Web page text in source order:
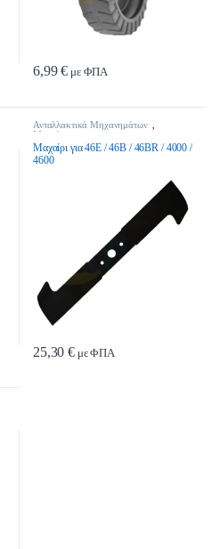
6,99€ με ΦΠΑ
Ανταλλακτικά Μηχανημάτων ,
Μαχαίρια
Μαχαίρι για 46E / 46B / 46BR / 4000 /
4600
25,30€ με ΦΠΑ